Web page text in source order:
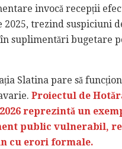
invocă recepții
2025, trezind suspiciuni
suplimentări bugetare
Slatina pare să
Proiectul de
reprezintă un
public vulnerabil,
cu erori formale.